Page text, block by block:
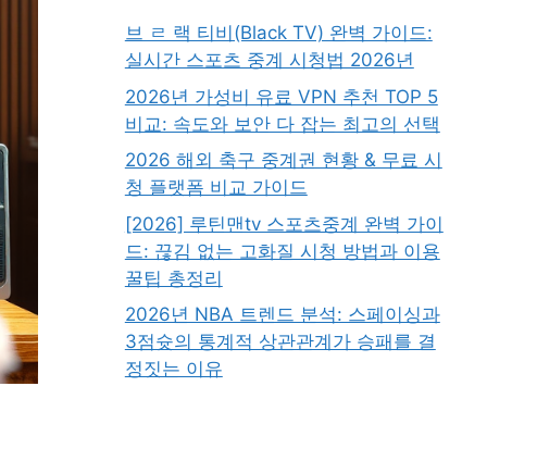
브 ㄹ 랙 티비(Black TV) 완벽 가이드:
실시간 스포츠 중계 시청법 2026년
2026년 가성비 유료 VPN 추천 TOP 5
비교: 속도와 보안 다 잡는 최고의 선택
2026 해외 축구 중계권 현황 & 무료 시
청 플랫폼 비교 가이드
[2026] 루틴맨tv 스포츠중계 완벽 가이
드: 끊김 없는 고화질 시청 방법과 이용
꿀팁 총정리
2026년 NBA 트렌드 분석: 스페이싱과
3점슛의 통계적 상관관계가 승패를 결
정짓는 이유